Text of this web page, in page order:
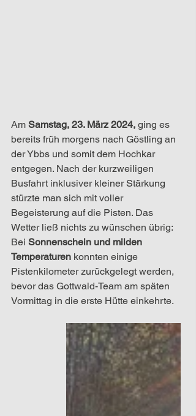
Am Samstag, 23. März 2024, ging es
bereits früh morgens nach Göstling an
der Ybbs und somit dem Hochkar
entgegen. Nach der kurzweiligen
Busfahrt inklusiver kleiner Stärkung
stürzte man sich mit voller
Begeisterung auf die Pisten. Das
Wetter ließ nichts zu wünschen übrig:
Bei Sonnenschein und milden
Temperaturen konnten einige
Pistenkilometer zurückgelegt werden,
bevor das Gottwald-Team am späten
Vormittag in die erste Hütte einkehrte.